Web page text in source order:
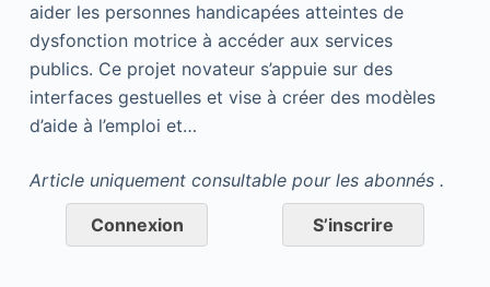
aider les personnes handicapées atteintes de
dysfonction motrice à accéder aux services
publics. Ce projet novateur s’appuie sur des
interfaces gestuelles et vise à créer des modèles
d’aide à l’emploi et…
Article uniquement consultable pour les abonnés .
Connexion S’inscrire